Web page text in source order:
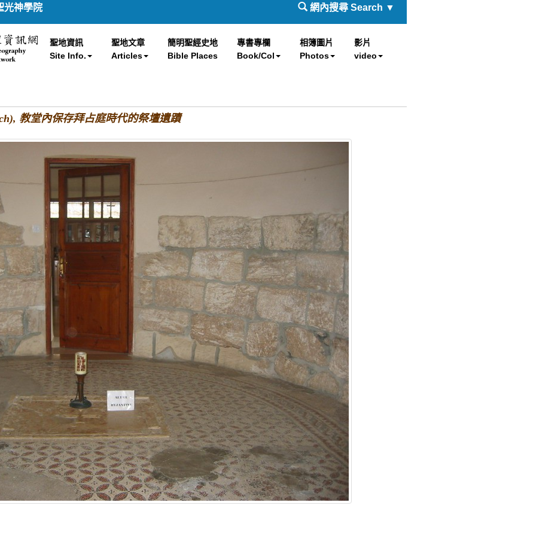
光神學院 網內搜尋 Search ▼
聖地資訊
Site Info.
聖地文章
Articles
簡明聖經史地
Bible Places
專書專欄
Book/Col
相簿圖片
Photos
影片
video
教堂內保存拜占庭時代的祭壇遺蹟